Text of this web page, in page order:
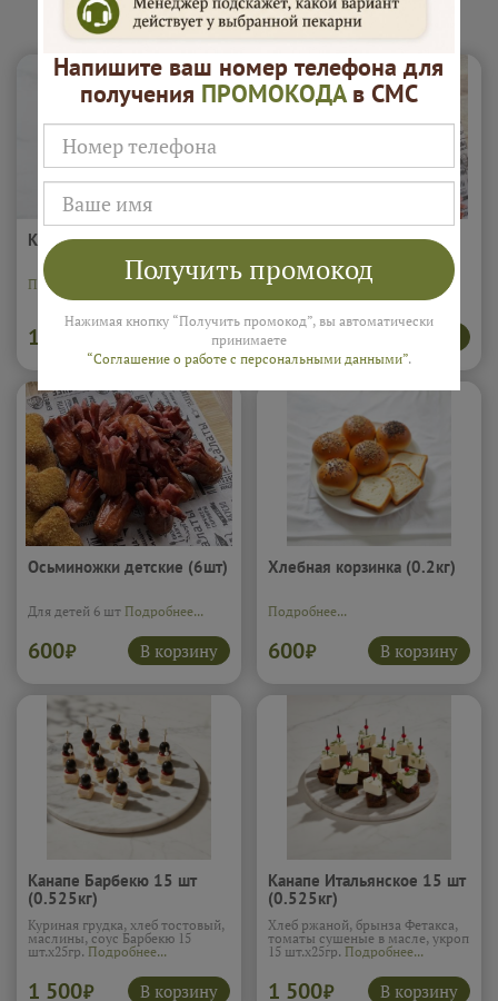
Закуски "Буфетоф"
Картофель фри (0.1кг)
Подробнее...
160 В корзину
Наггетсы куриные (5шт)
Порция наггетсов 5шт.
Подробнее...
500
Осьминожки детские (6шт)
Для детей 6 шт Подробнее...
600₽ В корзину
Хлебная корзинка (0.2кг)
Подробнее...
600₽ В корзину
Канапе Барбекю 15 шт
(0.525кг)
Куриная грудка, хлеб тостовый,
маслины, соус Барбекю 15
шт.х25гр. Подробнее...
1 500₽ В корзину
Канапе Итальянское 15 шт
(0.525кг)
Хлеб ржаной, брынза Фетакса,
томаты сушеные в масле, укроп
15 шт.х25гр. Подробнее...
1 500₽ В корзину
Напишите ваш номер телефона для
получения ПРОМОКОДАв СМС
Получить промокод
Нажимая кнопку “Получить промокод”, вы автоматически
принимаете
“Соглашение о работе с персональными данными”.